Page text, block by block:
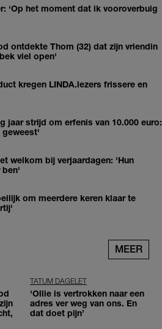
‘Op het moment dat ik vooroverbuig
ontdekte Thom (32) dat zijn vriendin
viel open'
kregen LINDA.lezers frissere en
jaar strijd om erfenis van 10.000 euro:
geweest'
welkom bij verjaardagen: 'Hun
ben'
om meerdere keren klaar te
MEER
TATUM DAGELET
'Ollie is vertrokken naar een
adres ver weg van ons. En
dat doet pijn’